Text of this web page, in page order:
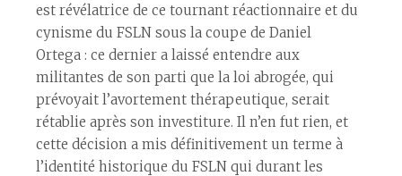
est révélatrice de ce tournant réactionnaire et du
cynisme du FSLN sous la coupe de Daniel
Ortega : ce dernier a laissé entendre aux
militantes de son parti que la loi abrogée, qui
prévoyait l’avortement thérapeutique, serait
rétablie après son investiture. Il n’en fut rien, et
cette décision a mis définitivement un terme à
l’identité historique du FSLN qui durant les